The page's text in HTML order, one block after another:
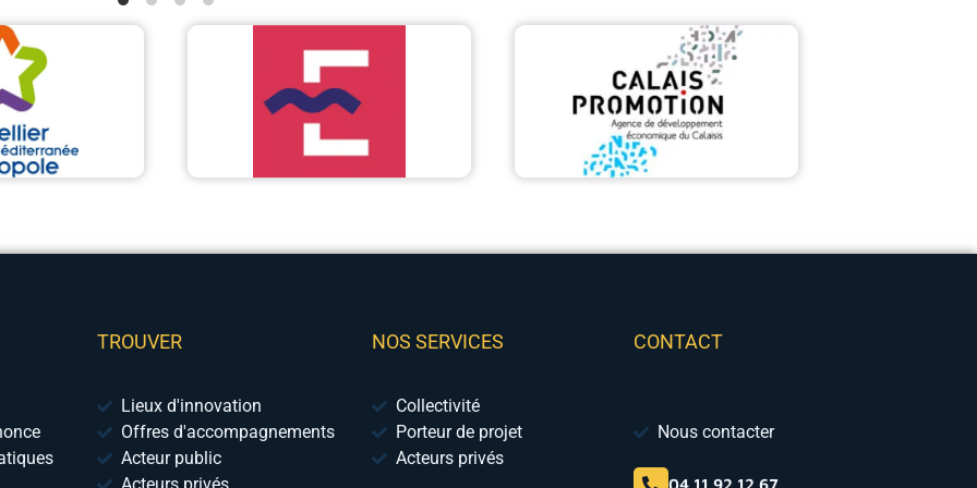
TROUVER
Lieux d'innovation
Offres d'accompagnements
Acteur public
NOS SERVICES
Collectivité
Porteur de projet
Acteurs privés
CONTACT
Nous contacter